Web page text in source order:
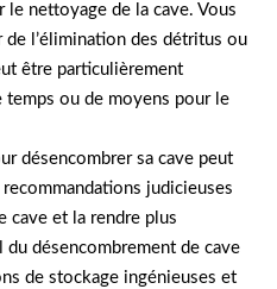
le nettoyage de la cave. Vous
de l’élimination des détritus ou
être particulièrement
temps ou de moyens pour le
désencombrer sa cave peut
judicieuses
cave et la rendre plus
désencombrement de cave
de stockage ingénieuses et